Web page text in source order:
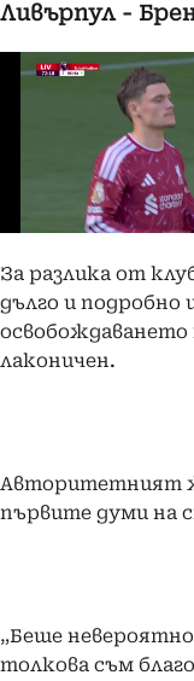
Ливърпул -
За разлика от
дълго и подробно
лаконичен.
Авторитетният
първите думи на
„Беше
толкова съм